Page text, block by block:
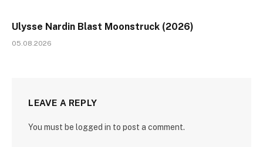
Ulysse Nardin Blast Moonstruck (2026)
05.08.2026
LEAVE A REPLY
You must be logged in to post a comment.